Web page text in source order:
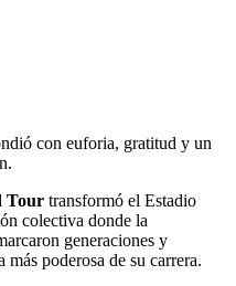
con euforia, gratitud y un
Tour transformó el Estadio
colectiva donde la
generaciones y
poderosa de su carrera.